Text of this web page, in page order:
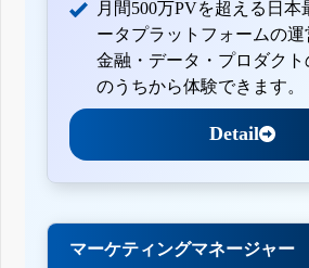
月間500万PVを超える日本
ータプラットフォームの運
金融・データ・プロダク
のうちから体験できます。
Detail
マーケティングマネージャー